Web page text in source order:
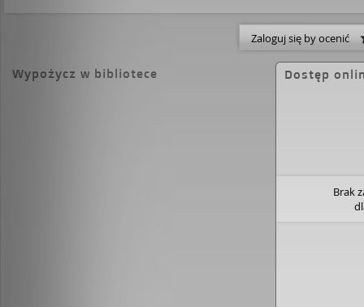
Zaloguj się by ocenić
Wypożycz w bibliotece Dostęp
Brak